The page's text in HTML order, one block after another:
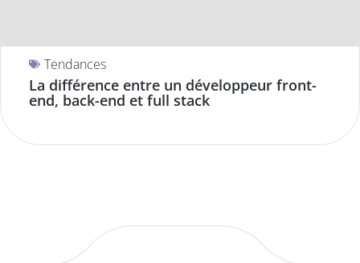
Tendances
La différence entre un développeur front-
end, back-end et full stack